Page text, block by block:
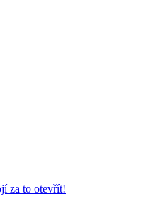
za to otevřít!